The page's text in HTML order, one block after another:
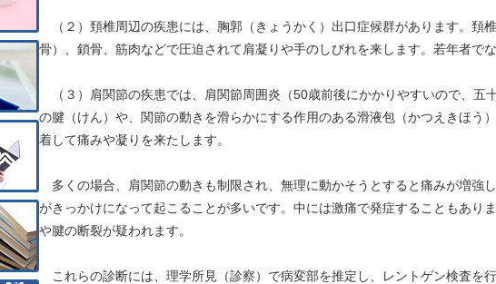
（２）頚椎周辺の疾患には、胸郭（きょうかく）出口症候群があります。頚
骨）、鎖骨、筋肉などで圧迫されて肩凝りや手のしびれを来します。若年者で
（３）肩関節の疾患では、肩関節周囲炎（50歳前後にかかりやすいので、五
の腱（けん）や、関節の動きを滑らかにする作用のある滑液包（かつえきほう
着して痛みや凝りを来たします。
多くの場合、肩関節の動きも制限され、無理に動かそうとすると痛みが増強
がきっかけになって起こることが多いです。中には激痛で発症することもあり
や腱の断裂が疑われます。
これらの診断には、理学所見（診察）で病変部を推定し、レントゲン検査を